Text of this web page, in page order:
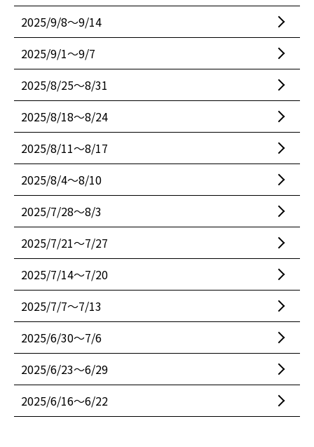
2025/9/8〜9/14
2025/9/1〜9/7
2025/8/25〜8/31
2025/8/18〜8/24
2025/8/11〜8/17
2025/8/4〜8/10
2025/7/28〜8/3
2025/7/21〜7/27
2025/7/14〜7/20
2025/7/7〜7/13
2025/6/30〜7/6
2025/6/23〜6/29
2025/6/16〜6/22